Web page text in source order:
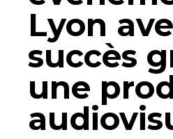
Lyon
succès
une